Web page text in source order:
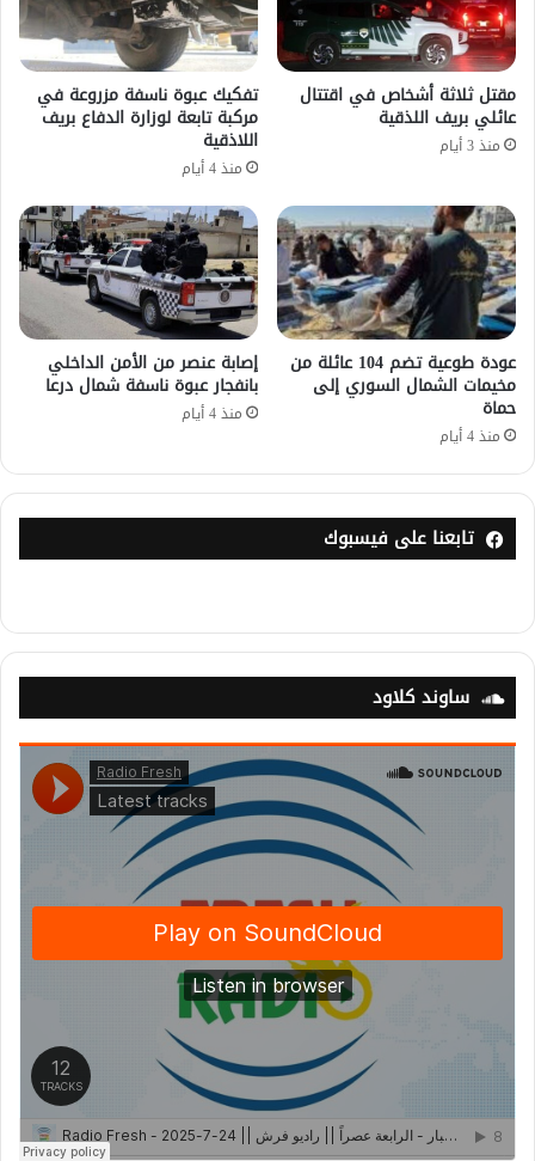
مقتل ثلاثة أشخاص في اقتتال
عائلي بريف اللذقية
منذ 3 أيام
تفكيك عبوة ناسفة مزروعة في
مركبة تابعة لوزارة الدفاع بريف
اللاذقية
منذ 4 أيام
عودة طوعية تضم 104 عائلة من
مخيمات الشمال السوري إلى
حماة
منذ 4 أيام
إصابة عنصر من الأمن الداخلي
بانفجار عبوة ناسفة شمال درعا
منذ 4 أيام
تابعنا على فيسبوك
ساوند كلاود